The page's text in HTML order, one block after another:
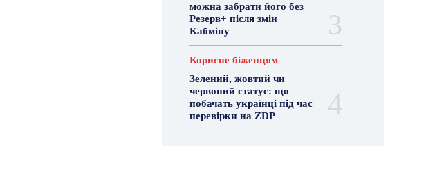
можна забрати його без
Резерв+ після змін
Кабміну
Корисне біженцям
Зелений, жовтий чи
червоний статус: що
побачать українці під час
перевірки на ZDP